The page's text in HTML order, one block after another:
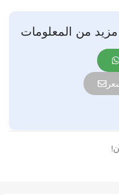
من المعلومات